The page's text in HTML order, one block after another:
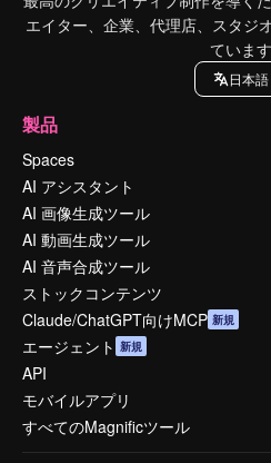
エイター、企業、代理店、スタジ
ています
日本語
製品
Spaces
AI アシスタント
AI 画像生成ツール
AI 動画生成ツール
AI 音声合成ツール
ストックコンテンツ
Claude/ChatGPT向けMCP 新規
エージェント 新規
API
モバイルアプリ
すべてのMagnificツール